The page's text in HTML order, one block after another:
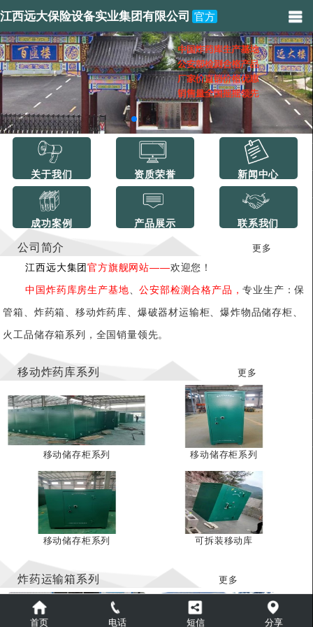
江西远大保险设备实业集团有限公司 官方
关于我们 资质荣誉 新闻中心
成功案例 产品展示 联系我们
公司简介 更多
江西远大集团官方旗舰网站——欢迎您！
中国炸药库房生产基地 、公安部检测合格产品，专业生产：保
管箱、炸药箱、移动炸药库、爆破器材运输柜、爆炸物品储存柜、
火工品储存箱系列，全国销量领先。
移动炸药库系列 更多
移动储存柜系列 移动储存柜系列
移动储存柜系列 可拆装移动库
炸药运输箱系列 更多
首页 电话 短信 分享